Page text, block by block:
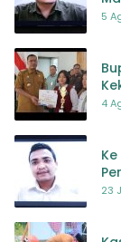
5
4
23